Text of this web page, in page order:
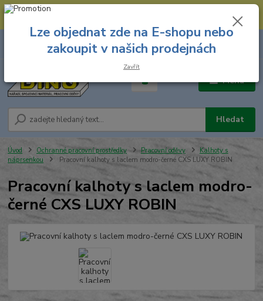
--- Spojovací materiál: 774 431 045 --- Prodejna nářadí: 731 449 423 --
Menu
Hledat
8.00 hod. - 16.00 hod.
za
Úvod Ochranné pracovní prostředky Pracovní oděvy
Kalhoty s
náprsenkou
Pracovní kalhoty s laclem modro-černé CXS LUXY ROBIN
Pracovní kalhoty s laclem modro-
černé CXS LUXY ROBIN
Lze objednat zde na E-shopu nebo
zakoupit v našich prodejnách
Zavřít